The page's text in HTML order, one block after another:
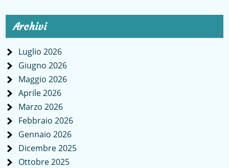
Archivi
Luglio 2026
Giugno 2026
Maggio 2026
Aprile 2026
Marzo 2026
Febbraio 2026
Gennaio 2026
Dicembre 2025
Ottobre 2025